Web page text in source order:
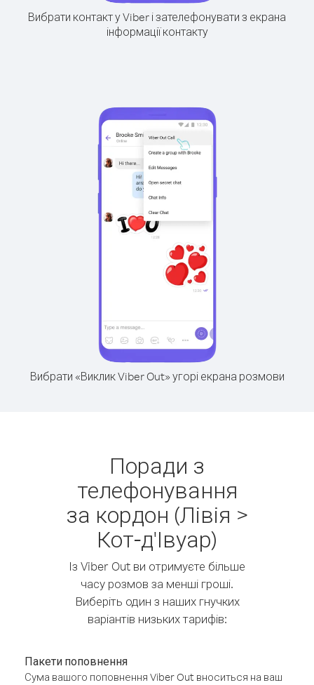
Вибрати контакт у Viber і зателефонувати з екрана
інформації контакту
Вибрати «Виклик Viber Out» угорі екрана розмови
Поради з
телефонування
за кордон (Лівія >
Кот-д'Івуар)
Із Viber Out ви отримуєте більше
часу розмов за менші гроші.
Виберіть один з наших гнучких
варіантів низьких тарифів:
Пакети поповнення
Сума вашого поповнення Viber Out вноситься на ваш